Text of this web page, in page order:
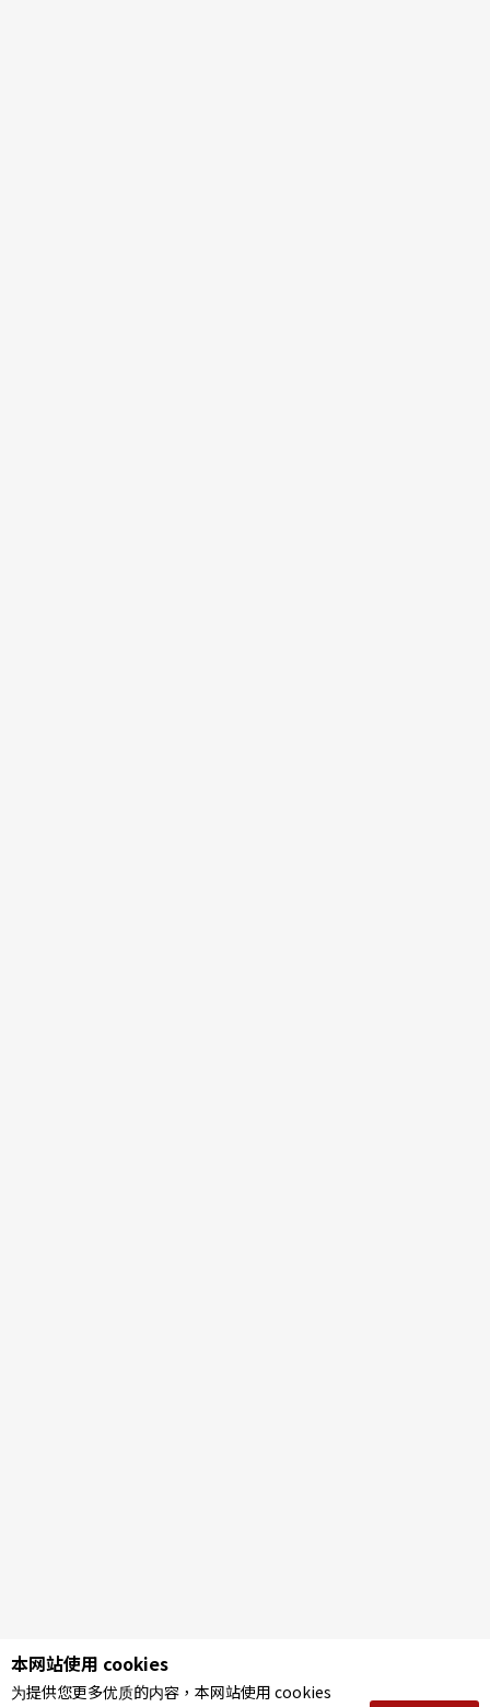
本网站使用 cookies
为提供您更多优质的内容，本网站使用 cookies